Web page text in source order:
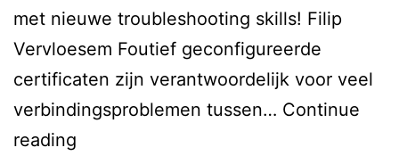
met nieuwe troubleshooting skills! Filip
Vervloesem Foutief geconfigureerde
certificaten zijn verantwoordelijk voor veel
verbindingsproblemen tussen… Continue
reading